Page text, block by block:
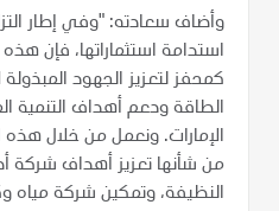
استدامة استثماراتها، فإن
كمحفز لتعزيز الجهود
الطاقة ودعم أهداف التنمية
الإمارات. ونعمل من خلال هذه
من شأنها تعزيز أهداف شركة
النظيفة، وتمكين شركة مياه